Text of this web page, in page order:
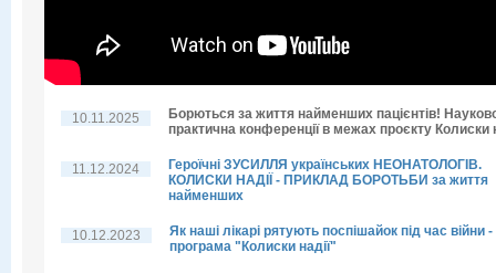
10.11.2025
Борються за життя найменших пацієнтів!
практична конференції в межах проєкту Колиски
11.12.2024
Героїчні ЗУСИЛЛЯ українських НЕОНАТОЛОГІВ.
КОЛИСКИ НАДІЇ - ПРИКЛАД БОРОТЬБИ за життя
найменших
10.12.2023
Як наші лікарі рятують поспішайок під час війни -
програма "Колиски надії"